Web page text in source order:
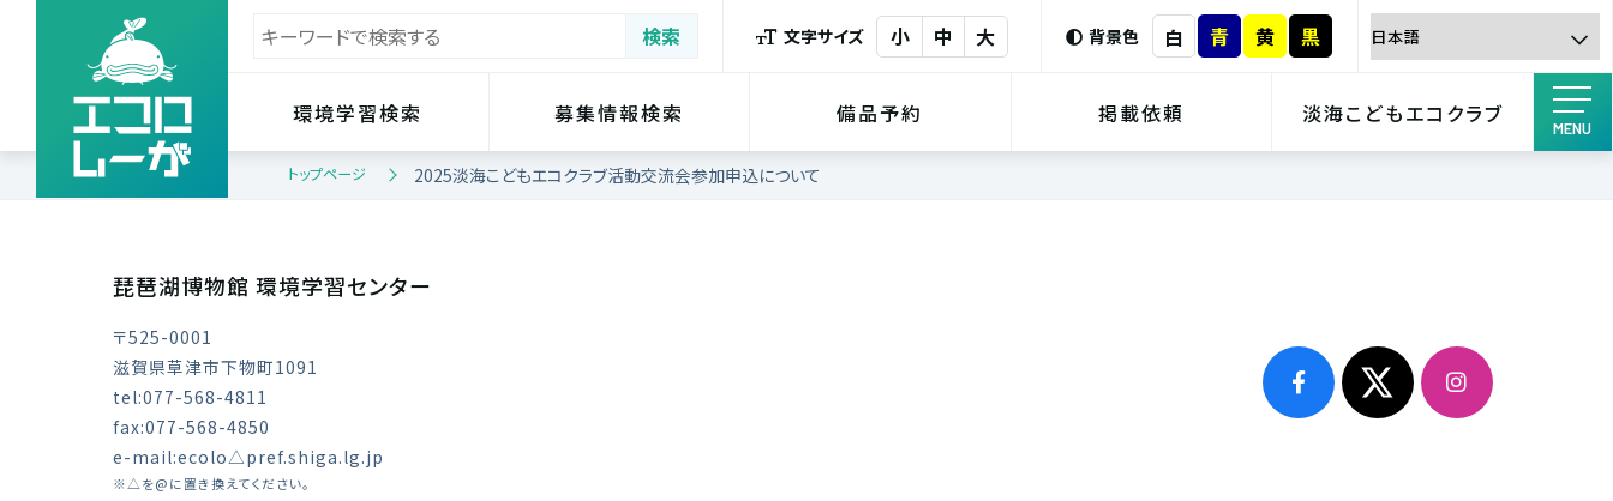
文字サイズ 小 中 大 背景色 白 青 黄 黒
環境学習検索 募集情報検索 備品予約 掲載依頼 淡海こどもエコクラブ
MENU
トップページ 2025淡海こどもエコクラブ活動交流会参加申込について
琵琶湖博物館 環境学習センター
〒525-0001
滋賀県草津市下物町1091
tel:077-568-4811
fax:077-568-4850
e-mail:ecolo△pref.shiga.lg.jp
※△を@に置き換えてください。